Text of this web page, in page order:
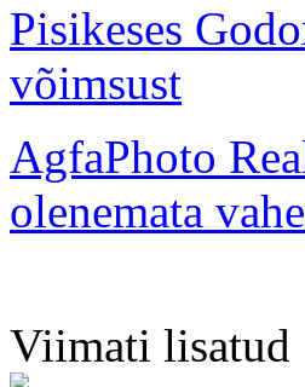
Pisikeses
võimsust
AgfaPhoto
olenemata
Viimati lisatud